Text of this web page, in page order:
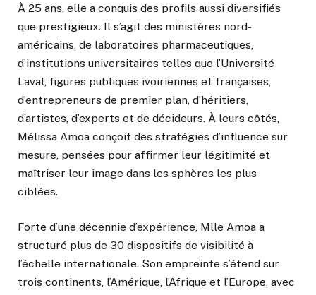
À 25 ans, elle a conquis des profils aussi diversifiés
que prestigieux. Il s’agit des ministères nord-
américains, de laboratoires pharmaceutiques,
d’institutions universitaires telles que l’Université
Laval, figures publiques ivoiriennes et françaises,
d’entrepreneurs de premier plan, d’héritiers,
d’artistes, d’experts et de décideurs. À leurs côtés,
Mélissa Amoa conçoit des stratégies d’influence sur
mesure, pensées pour affirmer leur légitimité et
maîtriser leur image dans les sphères les plus
ciblées.
Forte d’une décennie d’expérience, Mlle Amoa a
structuré plus de 30 dispositifs de visibilité à
l’échelle internationale. Son empreinte s’étend sur
trois continents, l’Amérique, l’Afrique et l’Europe, avec